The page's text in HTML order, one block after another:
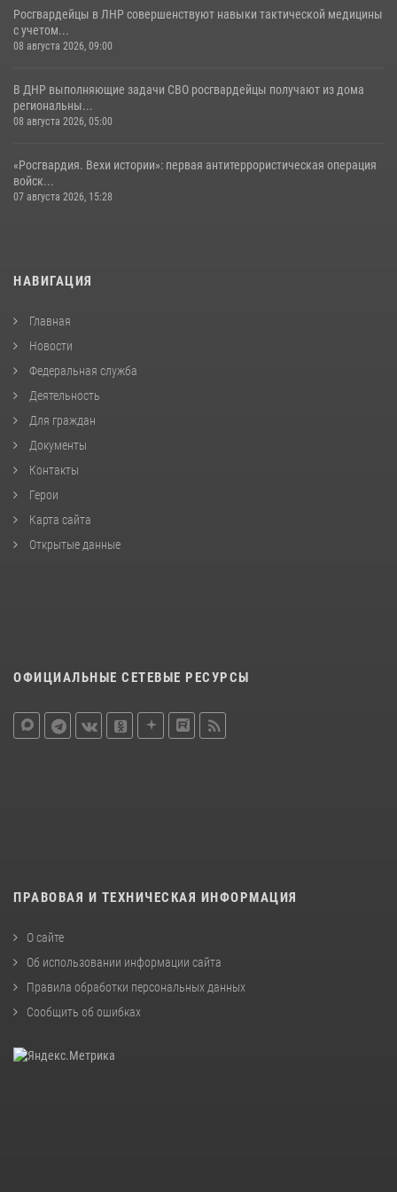
Росгвардейцы в ЛНР совершенствуют навыки тактической медицины
с учетом...
08 августа 2026, 09:00
В ДНР выполняющие задачи СВО росгвардейцы получают из дома
региональны...
08 августа 2026, 05:00
«Росгвардия. Вехи истории»: первая антитеррористическая операция
войск...
07 августа 2026, 15:28
НАВИГАЦИЯ
Главная
Новости
Федеральная служба
Деятельность
Для граждан
Документы
Контакты
Герои
Карта сайта
Открытые данные
ОФИЦИАЛЬНЫЕ СЕТЕВЫЕ РЕСУРСЫ
ПРАВОВАЯ И ТЕХНИЧЕСКАЯ ИНФОРМАЦИЯ
О сайте
Об использовании информации сайта
Правила обработки персональных данных
Сообщить об ошибках